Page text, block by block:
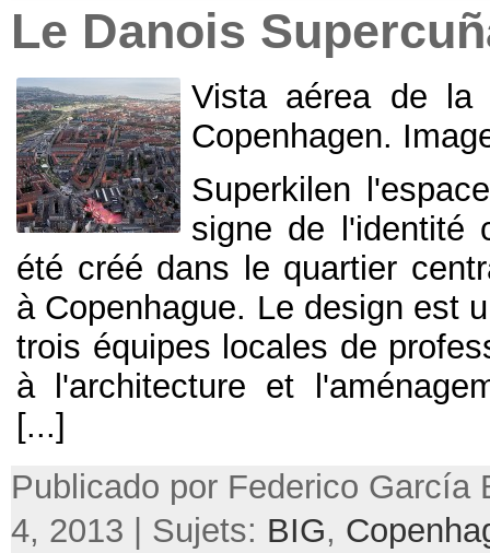
Le Danois
Vista aérea de la
Copenhagen.
Superkilen
signe de l'identité
été créé dans le quartier
à Copenhague. Le design est
trois équipes locales de
à l'architecture et
[...]
Publicado por Federico García
4, 2013 | Sujets: BIG,